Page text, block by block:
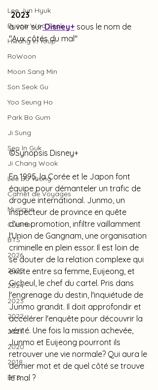
Lee Jun Hyuk
Byeon Woo Seok
Hwang In Youp
RoWoon
Moon Sang Min
Son Seok Gu
Yoo Seung Ho
Park Bo Gum
Ji Sung
Seo In Guk
Ji Chang Wook
Lee Bo Young
Carnet de Voyages
Musique
Cuisine
BTS
2026
2025
2024
2023
2022
2021
2020
2018
BTS
2023
à voir sur Disney+ sous le nom de
"Aux côtés du mal"
©Synopsis Disney+
En 1995, la Corée et le Japon font
équipe pour démanteler un trafic de
drogue international. Junmo, un
inspecteur de province en quête
d'une promotion, infiltre vaillamment
l'Union de Gangnam, une organisation
criminelle en plein essor. Il est loin de
se douter de la relation complexe qui
existe entre sa femme, Euijeong, et
Gicheul, le chef du cartel. Pris dans
l'engrenage du destin, l'inquiétude de
Junmo grandit. Il doit approfondir et
accélérer l'enquête pour découvrir la
vérité. Une fois la mission achevée,
Junmo et Euijeong pourront ils
retrouver une vie normale? Qui aura le
dernier mot et de quel côté se trouve
le mal ?